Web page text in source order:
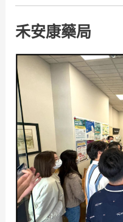
禾安康藥局